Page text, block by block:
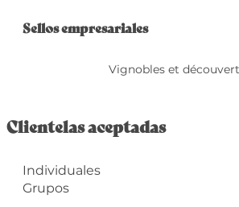
Oferta de
Sellos empresariales
Sellos empresariales
Vignobles et
Clientelas aceptadas
Individuales
Grupos